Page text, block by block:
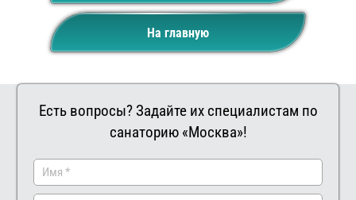
На главную
Есть вопросы? Задайте их специалистам по
санаторию «Москва»!